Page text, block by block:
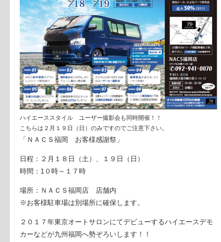
ハイエーススタイル ユーザー撮影会も同時開催！！
こちらは２月１９日（日）のみですのでご注意下さい。
「ＮＡＣＳ福岡 お客様感謝祭」
日程：２月１８日（土）、１９日（日）
時間：1０時～１７時
場所：ＮＡＣＳ福岡店 店舗内
※お客様駐車場は別場所に確保します。
２０１７年東京オートサロンにてデビューするハイエースデモ
カーなどが九州福岡へ勢ぞろいします！！